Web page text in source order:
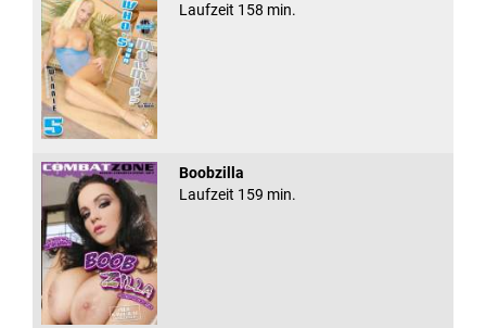
Laufzeit 158 min.
Boobzilla
Laufzeit 159 min.